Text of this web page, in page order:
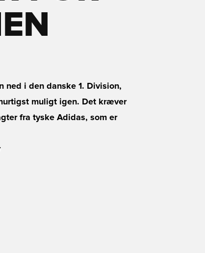
ned i den danske 1. Division,
muligt igen. Det kræver
fra tyske Adidas, som er